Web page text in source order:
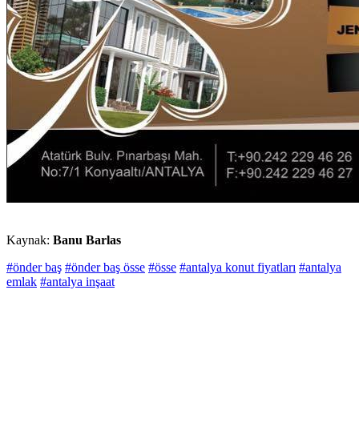
Kaynak: Banu Barlas
#önder baş #önder baş össe #össe #antalya konut fiyatları #antalya
emlak #antalya inşaat